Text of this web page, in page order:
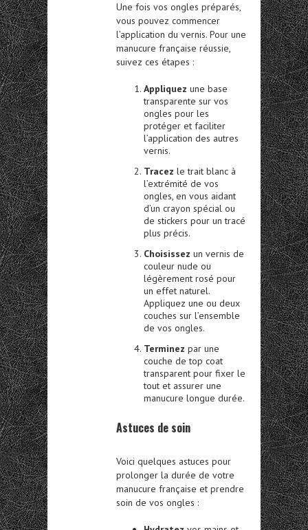
Une fois vos ongles préparés,
vous pouvez commencer
l’application du vernis. Pour une
manucure française réussie,
suivez ces étapes :
Appliquez une base
transparente sur vos
ongles pour les
protéger et faciliter
l’application des autres
vernis.
Tracez le trait blanc à
l’extrémité de vos
ongles, en vous aidant
d’un crayon spécial ou
de stickers pour un tracé
plus précis.
Choisissez un vernis de
couleur nude ou
légèrement rosé pour
un effet naturel.
Appliquez une ou deux
couches sur l’ensemble
de vos ongles.
Terminez par une
couche de top coat
transparent pour fixer le
tout et assurer une
manucure longue durée.
Astuces de soin
Voici quelques astuces pour
prolonger la durée de votre
manucure française et prendre
soin de vos ongles :